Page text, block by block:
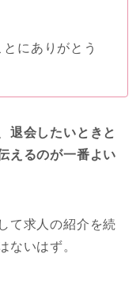
にありがとう
退会したいときと
えるのが一番よい
て求人の紹介を続
いはず。